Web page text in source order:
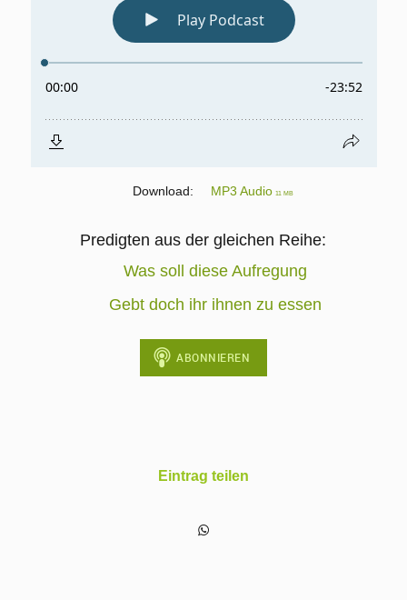
Download: MP3 Audio 11 MB
Predigten aus der gleichen Reihe:
Was soll diese Aufregung
Gebt doch ihr ihnen zu essen
Eintrag teilen